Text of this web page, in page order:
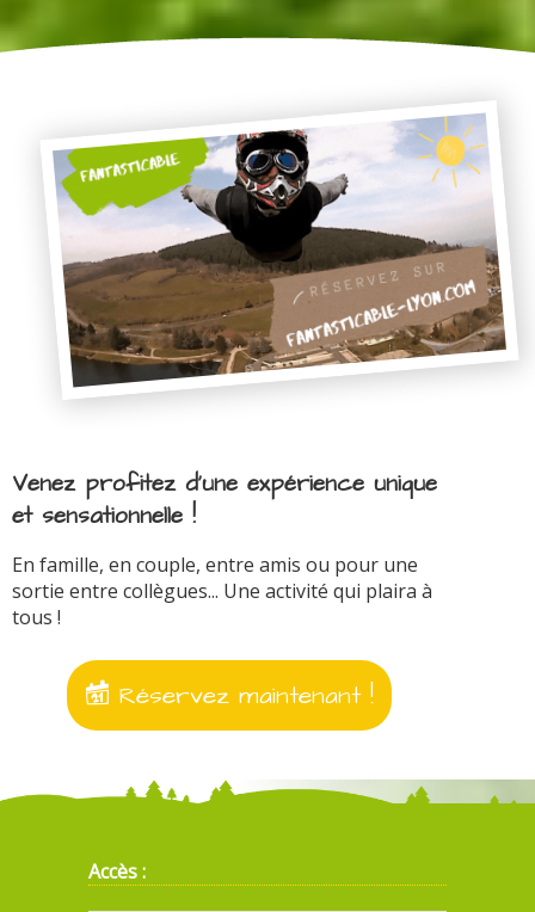
Venez profitez d'une expérience unique
et sensationnelle !
En famille, en couple, entre amis ou pour une
sortie entre collègues... Une activité qui plaira à
tous !
Réservez maintenant !
Accès :